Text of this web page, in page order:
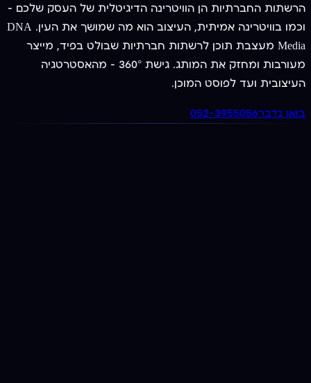
הרשתות החברתיות הן הוויטרינה הדיגיטלית של העסק שלכם —
וכמו בוויטרינה אמיתית, העיצוב הוא מה שמושך את העין. DNA
Media מעצבת תוכן לרשתות חברתיות שבולט בפיד, מייצר
מעורבות ומחזק את המותג. גישת 360° — מהאסטרטגיה
העיצובית ועד לפוסט המוכן.
בואו נדבר052-3955056